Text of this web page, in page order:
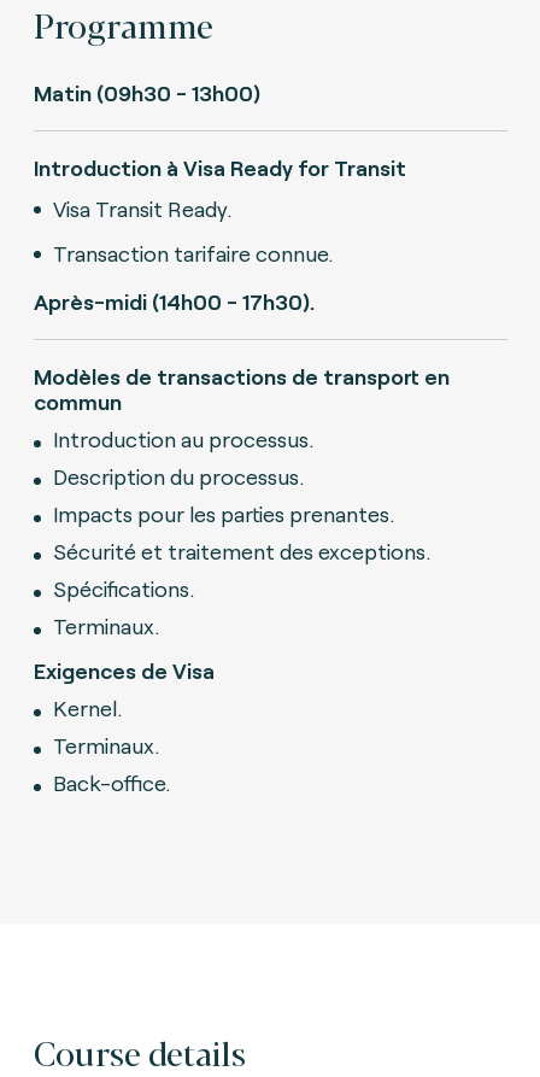
Programme
Matin (09h30 - 13h00)
Introduction à Visa Ready for Transit
Visa Transit Ready.
Transaction tarifaire connue.
Après-midi (14h00 - 17h30).
Modèles de transactions de transport en
commun
Introduction au processus.
Description du processus.
Impacts pour les parties prenantes.
Sécurité et traitement des exceptions.
Spécifications.
Terminaux.
Exigences de Visa
Kernel.
Terminaux.
Back-office.
Course details